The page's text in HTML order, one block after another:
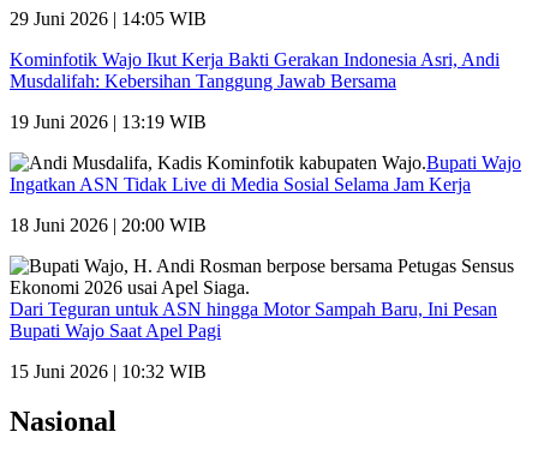
29 Juni 2026 | 14:05 WIB
Kominfotik Wajo Ikut Kerja Bakti Gerakan Indonesia Asri, Andi
Musdalifah: Kebersihan Tanggung Jawab Bersama
19 Juni 2026 | 13:19 WIB
Bupati Wajo
Ingatkan ASN Tidak Live di Media Sosial Selama Jam Kerja
18 Juni 2026 | 20:00 WIB
Dari Teguran untuk ASN hingga Motor Sampah Baru, Ini Pesan
Bupati Wajo Saat Apel Pagi
15 Juni 2026 | 10:32 WIB
Nasional